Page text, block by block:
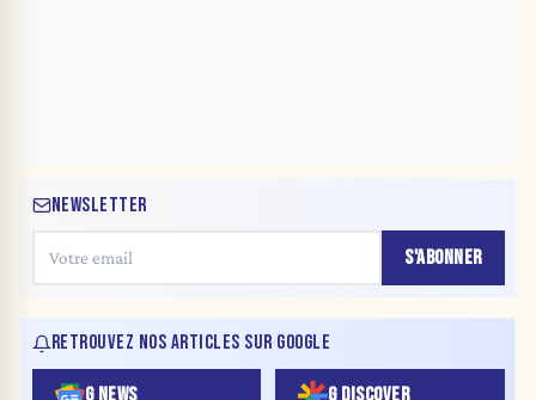
NEWSLETTER
S'ABONNER
RETROUVEZ NOS ARTICLES SUR GOOGLE